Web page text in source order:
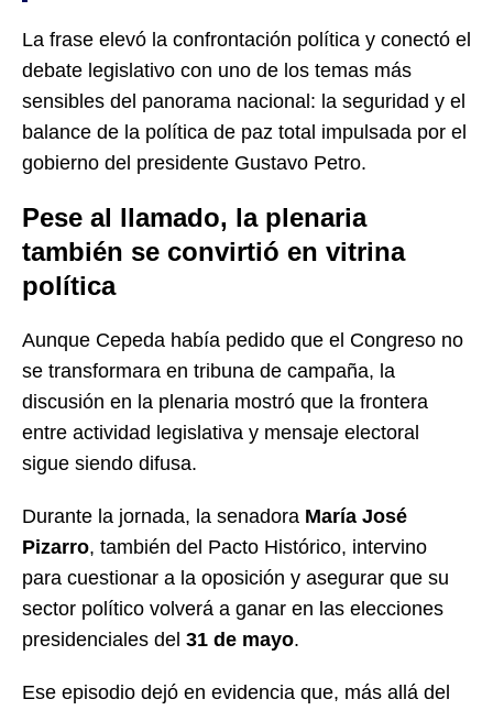
La frase elevó la confrontación política y conectó el
debate legislativo con uno de los temas más
sensibles del panorama nacional: la seguridad y el
balance de la política de paz total impulsada por el
gobierno del presidente Gustavo Petro.
Pese al llamado, la plenaria
también se convirtió en vitrina
política
Aunque Cepeda había pedido que el Congreso no
se transformara en tribuna de campaña, la
discusión en la plenaria mostró que la frontera
entre actividad legislativa y mensaje electoral
sigue siendo difusa.
Durante la jornada, la senadora María José
Pizarro, también del Pacto Histórico, intervino
para cuestionar a la oposición y asegurar que su
sector político volverá a ganar en las elecciones
presidenciales del 31 de mayo.
Ese episodio dejó en evidencia que, más allá del